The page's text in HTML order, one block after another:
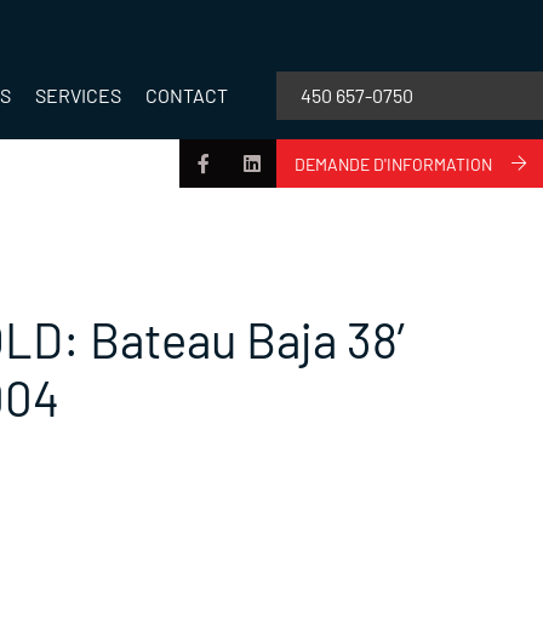
SERVICES CONTACT 450 657-0750
DEMANDE D'INFORMATION
Bateau Baja 38′